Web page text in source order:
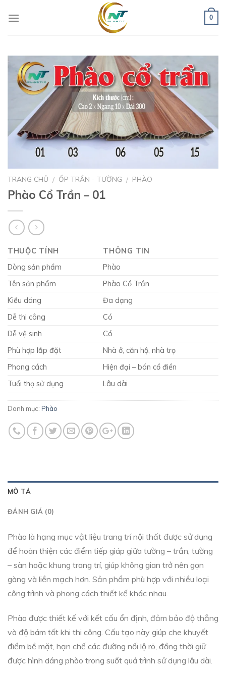
0
TRANG CHỦ / ỐP TRẦN - TƯỜNG / PHÀO
Phào Cổ Trần – 01
THUỘC TÍNH
THÔNG TIN
Dòng sản phẩm
Phào
Tên sản phẩm
Phào Cổ Trần
Kiểu dáng
Đa dạng
Dễ thi công
Có
Dễ vệ sinh
Có
Phù hợp lắp đặt
Nhà ở, căn hộ, nhà trọ
Phong cách
Hiện đại – bán cổ điển
Tuổi thọ sử dụng
Lâu dài
Danh mục: Phào
MÔ TẢ
ĐÁNH GIÁ (0)
Phào là hạng mục vật liệu trang trí nội thất được sử dụng
để hoàn thiện các điểm tiếp giáp giữa tường – trần, tường
– sàn hoặc khung trang trí, giúp không gian trở nên gọn
gàng và liền mạch hơn. Sản phẩm phù hợp với nhiều loại
công trình và phong cách thiết kế khác nhau.
Phào được thiết kế với kết cấu ổn định, đảm bảo độ thẳng
và độ bám tốt khi thi công. Cấu tạo này giúp che khuyết
điểm bề mặt, hạn chế các đường nối lộ rõ, đồng thời giữ
được hình dáng phào trong suốt quá trình sử dụng lâu dài.